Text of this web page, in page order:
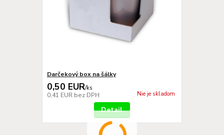
Darčekový box na šálky
0,50 EUR/ks
0,41 EUR bez DPH Nie je skladom
Detail